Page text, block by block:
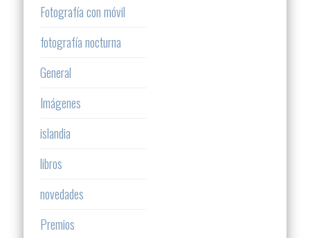
Fotografía con móvil
fotografía nocturna
General
Imágenes
islandia
libros
novedades
Premios